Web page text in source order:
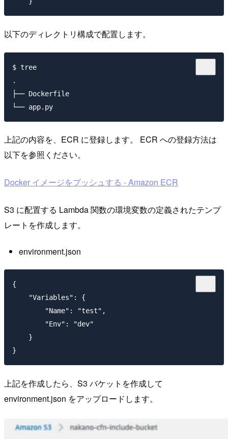
以下のディレクトリ構成で配置します。
$ tree
.
├── Dockerfile
上記の内容を、ECR に登録します。 ECR への登録方法は
以下を参照ください。
Docker イメージをプッシュする - Amazon ECR
S3 に配置する Lambda 関数の環境変数の定義されたテンプ
レートを作成します。
environment.json
{
    "Variables": {
        "Name": "test",
        "Env": "dev"
    }
上記を作成したら、S3 バケットを作成して
environment.json をアップロードします。